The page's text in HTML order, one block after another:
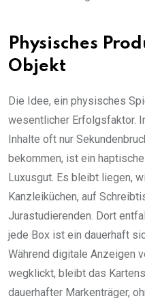
Physisches
Objekt
Die Idee, ein physisches
wesentlicher Erfolgsfaktor.
Inhalte oft nur
bekommen, ist ein
Luxusgut. Es bleibt liegen,
Kanzleiküchen, auf
Jurastudierenden. Dort
jede Box ist ein dauerhaft
Während digitale Anzeigen
wegklickt, bleibt das
dauerhafter Markenträger,